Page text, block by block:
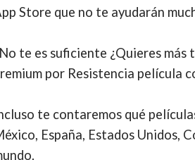
Store que no te ayudarán
te es suficiente ¿Quieres más
por Resistencia película
te contaremos qué
España, Estados Unidos,